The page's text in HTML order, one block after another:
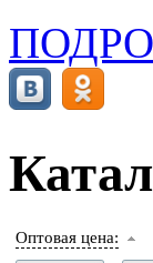
Оптовая цена: